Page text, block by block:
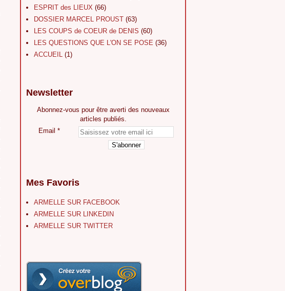
ESPRIT des LIEUX (66)
DOSSIER MARCEL PROUST (63)
LES COUPS de COEUR de DENIS (60)
LES QUESTIONS QUE L'ON SE POSE (36)
ACCUEIL (1)
Newsletter
Abonnez-vous pour être averti des nouveaux
articles publiés.
Email
Mes Favoris
ARMELLE SUR FACEBOOK
ARMELLE SUR LINKEDIN
ARMELLE SUR TWITTER